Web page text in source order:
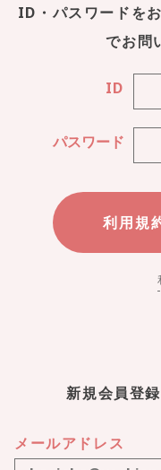
ID・パスワードを
でお問
ID
パスワード
新規会員登
メールアドレス